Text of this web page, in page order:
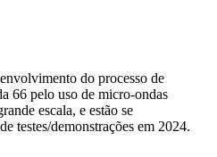
do processo de
66 pelo uso de micro-ondas
escala, e estão se
testes/demonstrações em 2024.